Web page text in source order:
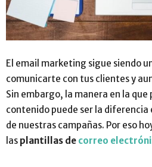
El email marketing sigue siendo
comunicarte con tus clientes y
Sin embargo, la manera en la
contenido puede ser la
de nuestras campañas. Por eso
las plantillas de correo